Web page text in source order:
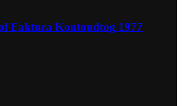
Faktura Kontoudtog 1977